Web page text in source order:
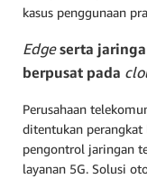
kasus penggunaan
Edgeserta
berpusat pada
Perusahaan
ditentukan perangkat
pengontrol jaringan
layanan 5G. Solusi